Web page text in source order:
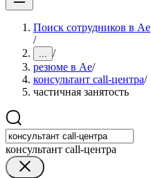
Поиск сотрудников в Ае
/
... /
резюме в Ае/
консультант call-центра/
частичная занятость
консультант call-центра